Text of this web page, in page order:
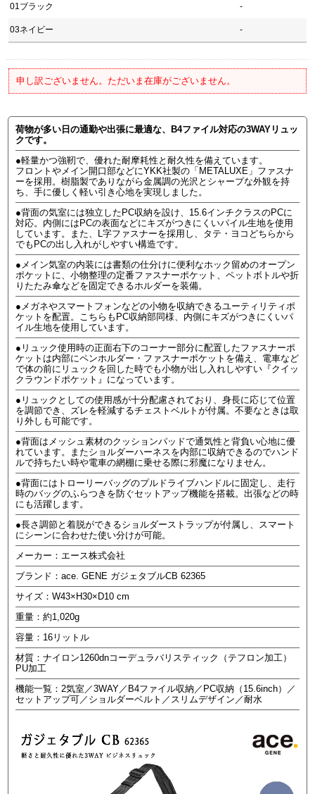
01ブラック -
03ネイビー -
申し訳ございません。ただいま在庫がございません。
荷物が多い日の通勤や出張に最適な、B4ファイル対応の3WAYリュッ
クです。
●軽量かつ強靭で、優れた耐摩耗性と耐久性を備えています。
フロントやメイン開口部などにYKK社製の「METALUXE」ファスナ
ーを採用。樹脂製でありながら金属調の光沢とシャープな外観を持
ち、手に優しく軽い引き心地を実現しました。
●背面の気室には独立したPC収納を設け、15.6インチクラスのPCに
対応。内側にはPCの表面などにキズがつきにくいパイル生地を使用
しています。また、L字ファスナーを採用し、タテ・ヨコどちらから
でもPCの出し入れがしやすい構造です。
●メイン気室の内装には書類の仕分けに便利なホック留めのオープン
ポケットに、小物整理の定番ファスナーポケット、ペットボトルや折
りたたみ傘などを固定できるホルダーを装備。
●メガネやスマートフォンなどの小物を収納できるユーティリティポ
ケットを配置。こちらもPC収納部同様、内側にキズがつきにくいパ
イル生地を使用しています。
●リュック使用時の正面右下のコーナー部分に配置したファスナーポ
ケットは内部にペンホルダー・ファスナーポケットを備え、電車など
で体の前にリュックを回した時でも小物が出し入れしやすい『クイッ
クラウンドポケット』になっています。
●リュックとしての使用感が十分配慮されており、身長に応じて位置
を調節でき、ズレを軽減するチェストベルトが付属。不要なときは取
り外しも可能です。
●背面はメッシュ素材のクッションパッドで通気性と背負い心地に優
れています。またショルダーハーネスを内部に収納できるのでハンド
ルで持ちたい時や電車の網棚に乗せる際に邪魔になりません。
●背面にはトローリーバッグのプルドライブハンドルに固定し、走行
時のバッグのふらつきを防ぐセットアップ機能を搭載。出張などの時
にも活躍します。
●長さ調節と着脱ができるショルダーストラップが付属し、スマート
にシーンに合わせた使い分けが可能。
メーカー：エース株式会社
ブランド：ace. GENE ガジェタブルCB 62365
サイズ：W43×H30×D10 cm
重量：約1,020g
容量：16リットル
材質：ナイロン1260dnコーデュラバリスティック（テフロン加工）
PU加工
機能一覧：2気室／3WAY／B4ファイル収納／PC収納（15.6inch）／
セットアップ可／ショルダーベルト／スリムデザイン／耐水